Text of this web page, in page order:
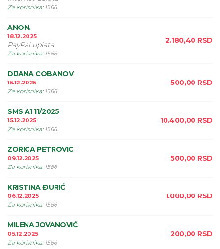
Za korisnika: 1566
ANON.
18.12.2025
PayPal uplata
Za korisnika: 1566
2.180,40 RSD
DIJANA COBANOV
15.12.2025
Za korisnika: 1566
500,00 RSD
SMS A1 11/2025
15.12.2025
Za korisnika: 1566
10.400,00 RSD
ZORICA PETROVIC
09.12.2025
Za korisnika: 1566
500,00 RSD
KRISTINA ÐURIĆ
06.12.2025
Za korisnika: 1566
1.000,00 RSD
MILENA JOVANOVIĆ
05.12.2025
Za korisnika: 1566
200,00 RSD